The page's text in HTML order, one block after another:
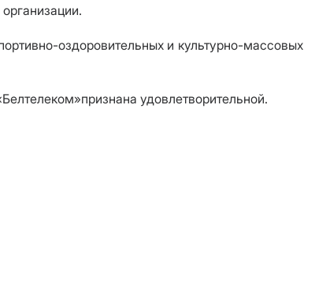
оздоровительных и культурно-массовых
признана удовлетворительной.